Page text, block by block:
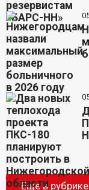
Еще в рубрике